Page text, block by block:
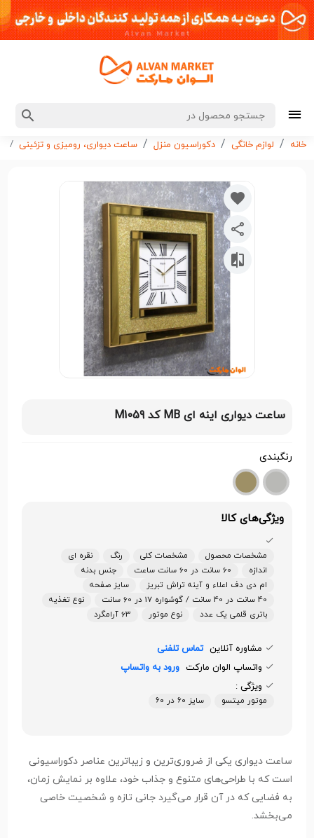
خانه لوازم خانگی دکوراسیون منزل ساعت دیواری، رومیزی و تزئینی
ساعت دیواری اینه ای MB کد M1059
رنگبندی
ویژگی‌های کالا
مشخصات محصول مشخصات کلی رنگ
نقره ای
اندازه
60 سانت در 60 سانت ساعت
جنس بدنه
ام دی دف اعلاء و آینه تراش تبریز
سایز صفحه
40 سانت در 40 سانت / گوشواره 17 در 60 سانت
نوع تغذیه
باتری قلمی یک عدد
نوع موتور 63 آرامگرد
مشاوره آنلاین تماس تلفنی
واتساپ الوان مارکت ورود به واتساپ
ویژگی :
موتور میتسو سایز ۶۰ در ۶۰
ساعت دیواری یکی از ضروری‌ترین و زیباترین عناصر دکوراسیونی
است که با طراحی‌های متنوع و جذاب خود، علاوه بر نمایش زمان،
به فضایی که در آن قرار می‌گیرد جانی تازه و شخصیت خاصی
می‌بخشد.